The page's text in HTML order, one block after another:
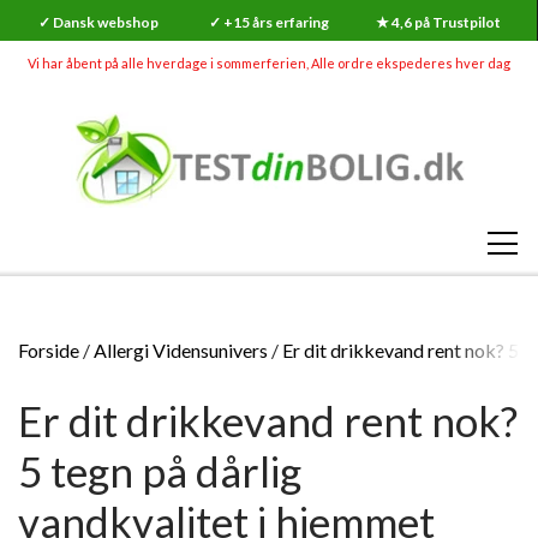
✓ Dansk webshop ✓ +15 års erfaring ★ 4,6 på Trustpilot
Vi har åbent på alle hverdage i sommerferien, Alle ordre ekspederes hver dag
SHOP
RADONMÅLING - KORTTID (7-14 DAGE)
GØR-DET-SELV SKIMMELSVAMP TESTS
INDEKLIMA
SKADEDYR (MEGA UDSALG)
RADON
HVAD ER RADON?
Forside Allergi Vidensunivers Er dit drikkevand rent nok? 5
Er dit drikkevand rent nok?
5 tegn på dårlig
vandkvalitet i hjemmet